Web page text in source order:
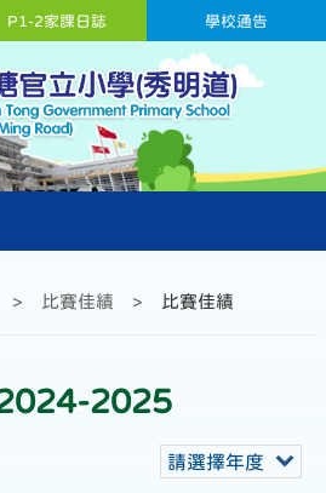
學校通告
P1-2家課日誌
> 比賽佳績 > 比賽佳績
2025
請選擇年度